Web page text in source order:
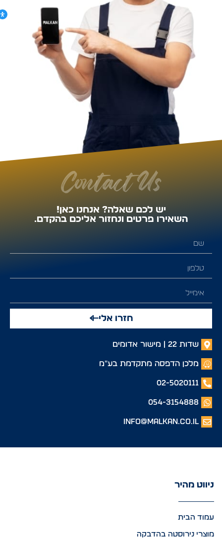
Contact Us
יש לכם שאלה? אנחנו כאן!
השאירו פרטים ונחזור אליכם בהקדם.
חזרו אלי
שדות 22 | מישור אדומים
מלכן הדפסה מתקדמת בע"מ
02-5020111
054-3154888
info@malkan.co.il
ניווט מהיר
עמוד הבית
מוצרי נירוסטה בהדבקה